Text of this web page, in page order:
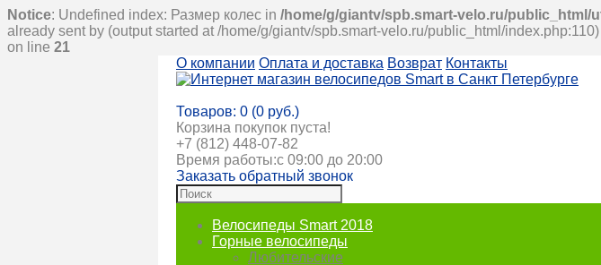
Notice: Undefined index: Размер колес in /home/g/giantv/spb.smart-velo.ru/public_html/
already sent by (output started at /home/g/giantv/spb.smart-velo.ru/public_html/
on line 21
О компании Оплата и доставка Возврат Контакты
Товаров: 0 (0 руб.)
Корзина покупок пуста!
+7 (812) 448-07-82
Время работы:с 09:00 до 20:00
Заказать обратный звонок
Велосипеды Smart 2018
Горные велосипеды
Любительские